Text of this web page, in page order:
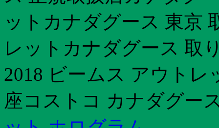
ットカナダグース 東京
レットカナダグース 取
2018 ビームス アウト
座コストコ カナダグー